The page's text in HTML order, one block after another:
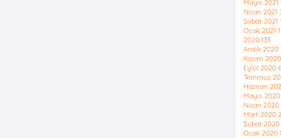
Mayıs 2021
Nisan 2021
Şubat 2021
Ocak 2021
2020 133
Aralık 2020
Kasım 2020
Eylül 2020 6
Temmuz
Haziran
Mayıs 2020
Nisan 2020
Mart 2020
Şubat 2020
Ocak 2020